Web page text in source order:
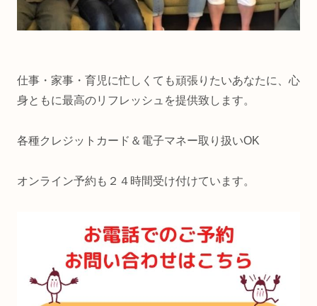
仕事・家事・育児に忙しくても頑張りたいあなたに、心
身ともに最高のリフレッシュを提供致します。
各種クレジットカード＆電子マネー取り扱いOK
オンライン予約も２４時間受け付けています。